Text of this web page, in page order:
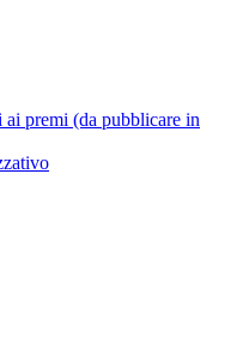
premi (da pubblicare in